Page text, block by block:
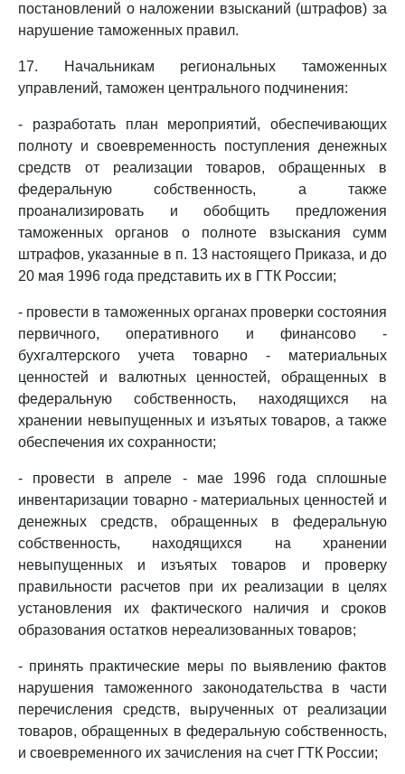
постановлений о наложении взысканий (штрафов) за
нарушение таможенных правил.
17. Начальникам региональных таможенных
управлений, таможен центрального подчинения:
- разработать план мероприятий, обеспечивающих
полноту и своевременность поступления денежных
средств от реализации товаров, обращенных в
федеральную собственность, а также
проанализировать и обобщить предложения
таможенных органов о полноте взыскания сумм
штрафов, указанные в п. 13 настоящего Приказа, и до
20 мая 1996 года представить их в ГТК России;
- провести в таможенных органах проверки состояния
первичного, оперативного и финансово -
бухгалтерского учета товарно - материальных
ценностей и валютных ценностей, обращенных в
федеральную собственность, находящихся на
хранении невыпущенных и изъятых товаров, а также
обеспечения их сохранности;
- провести в апреле - мае 1996 года сплошные
инвентаризации товарно - материальных ценностей и
денежных средств, обращенных в федеральную
собственность, находящихся на хранении
невыпущенных и изъятых товаров и проверку
правильности расчетов при их реализации в целях
установления их фактического наличия и сроков
образования остатков нереализованных товаров;
- принять практические меры по выявлению фактов
нарушения таможенного законодательства в части
перечисления средств, вырученных от реализации
товаров, обращенных в федеральную собственность,
и своевременного их зачисления на счет ГТК России;